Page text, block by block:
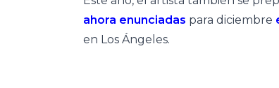
ahora enunciadas para diciembre
en Los Ángeles.